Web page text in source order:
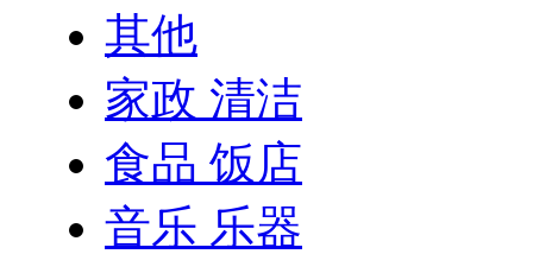
其他
家政 清洁
食品 饭店
音乐 乐器